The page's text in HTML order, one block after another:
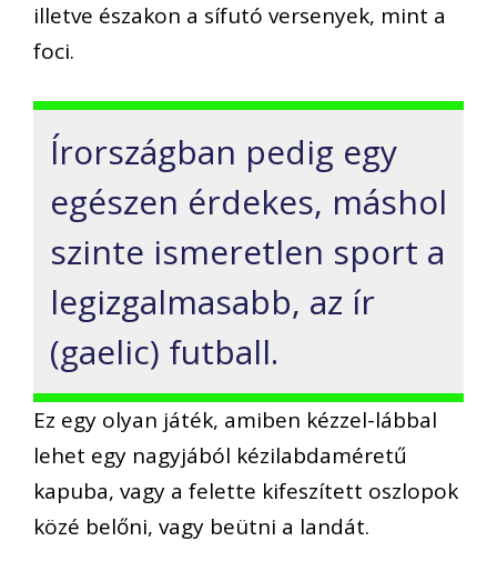
illetve északon a sífutó versenyek, mint a
foci.
Írországban pedig egy
egészen érdekes, máshol
szinte ismeretlen sport a
legizgalmasabb, az ír
(gaelic) futball.
Ez egy olyan játék, amiben kézzel-lábbal
lehet egy nagyjából kézilabdaméretű
kapuba, vagy a felette kifeszített oszlopok
közé belőni, vagy beütni a landát.